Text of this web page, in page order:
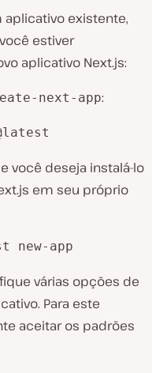
existente,
estiver
aplicativo Next.js:
next-app:
você deseja instalá-lo
em seu próprio
new-app
várias opções de
Para este
aceitar os padrões